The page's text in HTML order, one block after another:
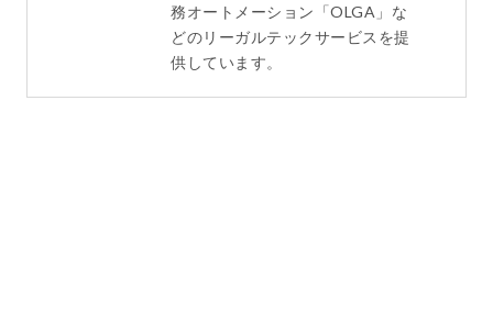
務オートメーション「OLGA」な
どのリーガルテックサービスを提
供しています。